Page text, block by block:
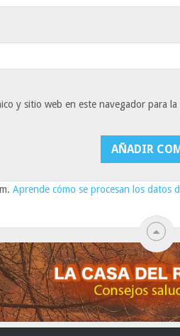
y sitio web en este navegador para la
Aprende cómo se procesan los datos